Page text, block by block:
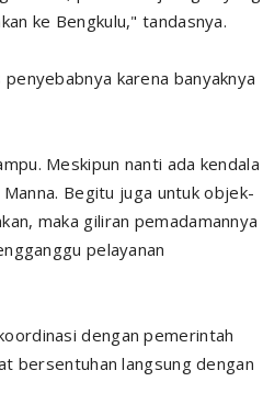
ke Bengkulu," tandasnya.
karena banyaknya
Meskipun nanti ada kendala
Begitu juga untuk objek-
maka giliran pemadamannya
pelayanan
dengan pemerintah
bersentuhan langsung dengan